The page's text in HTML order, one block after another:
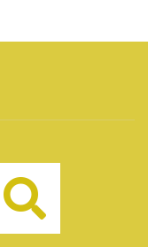
Buscar